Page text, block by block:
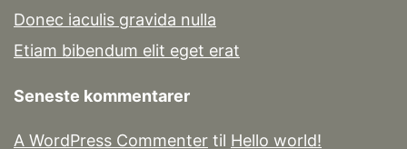
Donec iaculis gravida nulla
Etiam bibendum elit eget erat
Seneste kommentarer
A WordPress Commenter til Hello world!